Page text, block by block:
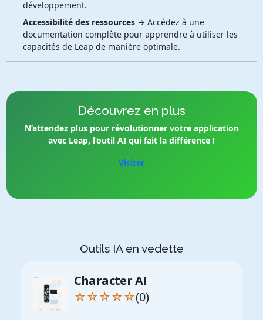
développement.
Accessibilité des ressources→ Accédez à une
documentation complète pour apprendre à utiliser les
capacités de Leap de manière optimale.
Découvrez en plus
N’attendez plus pour révolutionner votre application
avec Leap, l’outil AI qui fait la différence !
Visiter
Outils IA en vedette
Character AI
☆☆☆☆☆(0)